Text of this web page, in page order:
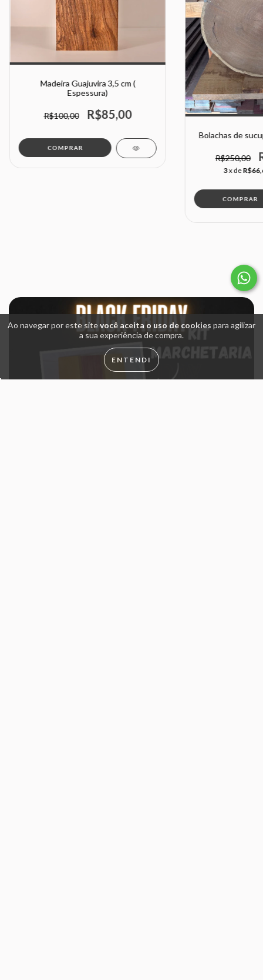
Ao navegar por este sitevocê aceita o uso de cookies para agilizar
a sua experiência de compra.
ENTENDI
Madeira Guajuvira 3,5 cm (
Espessura)
R$100,00 R$85,00
COMPRAR
Bolachas de
R$250,00
3x de